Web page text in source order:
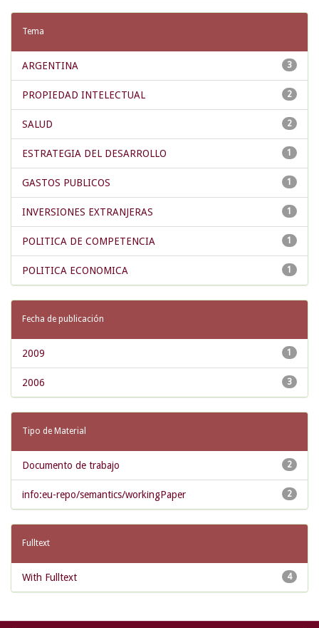
Tema
3
ARGENTINA
2
PROPIEDAD INTELECTUAL
2
SALUD
1
ESTRATEGIA DEL DESARROLLO
1
GASTOS PUBLICOS
1
INVERSIONES EXTRANJERAS
1
POLITICA DE COMPETENCIA
1
POLITICA ECONOMICA
Fecha de publicación
1
2009
3
2006
Tipo de Material
2
Documento de trabajo
2
info:eu-repo/semantics/workingPaper
Fulltext
4
With Fulltext